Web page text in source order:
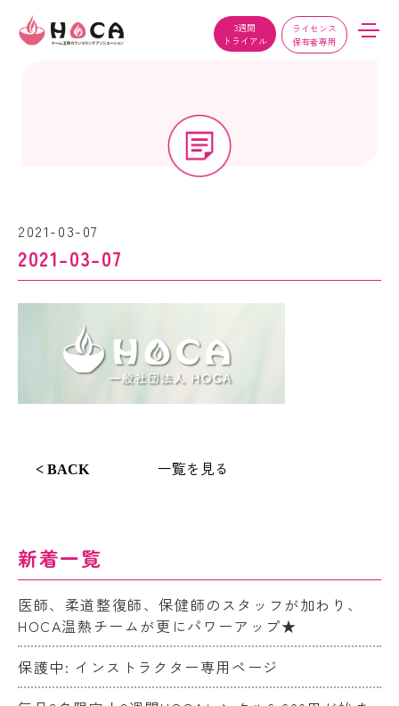
3週間
トライアル
ライセンス
保有者専用
2021-03-07
2021-03-07
< BACK 一覧を見る
新着一覧
医師、柔道整復師、保健師のスタッフが加わり、
HOCA温熱チームが更にパワーアップ★
保護中: インストラクター専用ページ